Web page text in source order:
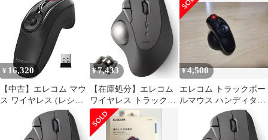
ィタイプ Relacon メデ
ィアコントロールボタ
ン搭載 静音 ブラック
M-RT1DRBK(中古品)
¥ 16,320
【中古】エレコム マウ
ス ワイヤレス (レシー
バー付属) トラックボ
ール ハンディタイプ
Relacon メディアコント
¥7,433
【在庫処分】エレコム
ワイヤレス トラックボ
ールマウス Bluetooth
IST (イスト) シリーズ
5ボタン 親指操作 ベア
¥4,500
エレコム トラックボー
ルマウス ハンディタイ